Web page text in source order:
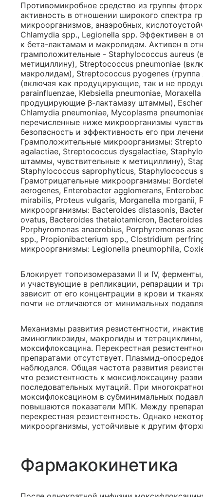
Противомикробное средство из группы
активность в отношении широкого спектра
микроорганизмов, анаэробных,
Chlamydia spp., Legionella spp. Эффективен в
к бета-лактамам и макролидам. Активен в
грамположительные - Staphylococcus aureus
метициллину), Streptococcus pneumoniae
макролидам), Streptococcus pyogenes
(включая как продуцирующие, так и не
parainfluenzae, Klebsiella pneumoniae,
продуцирующие β-лактамазу штаммы),
Chlamydia pneumoniae, Mycoplasma
перечисленные ниже микроорганизмы
безопасность и эффективность его при
Грамположительные микроорганизмы:
agalactiae, Streptococcus dysgalactiae,
штаммы, чувствительные к метициллину),
Staphylococcus saprophyticus, Staphylococcus
Грамотрицательные микроорганизмы:
aerogenes, Enterobacter agglomerans,
mirabilis, Proteus vulgaris, Morganella
микроорганизмы: Bacteroides distasonis,
ovatus, Bacteroides thetaiotamicron,
Porphyromonas anaerobius, Porphyromonas
spp., Propionibacterium spp., Clostridium
микроорганизмы: Legionella pneumophila,
Блокирует топоизомеразами II и IV,
и участвующие в репликации, репарации и
зависит от его концентрации в крови и
почти не отличаются от минимальных
Механизмы развития резистентности,
аминогликозиды, макролиды и
моксифлоксацина. Перекрестная
препаратами отсутствует. Плазмид-
наблюдался. Общая частота развития
что резистентность к моксифлоксацину
последовательных мутаций. При
моксифлоксацином в субминимальных
повышаются показатели МПК. Между
перекрестная резистентность. Однако
микроорганизмы, устойчивые к другим
Фармакокинетика